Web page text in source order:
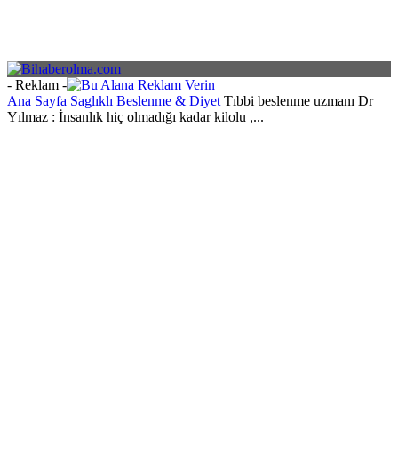
- Reklam -
Ana Sayfa Saglıklı Beslenme & Diyet Tıbbi beslenme uzmanı Dr
Yılmaz : İnsanlık hiç olmadığı kadar kilolu ,...